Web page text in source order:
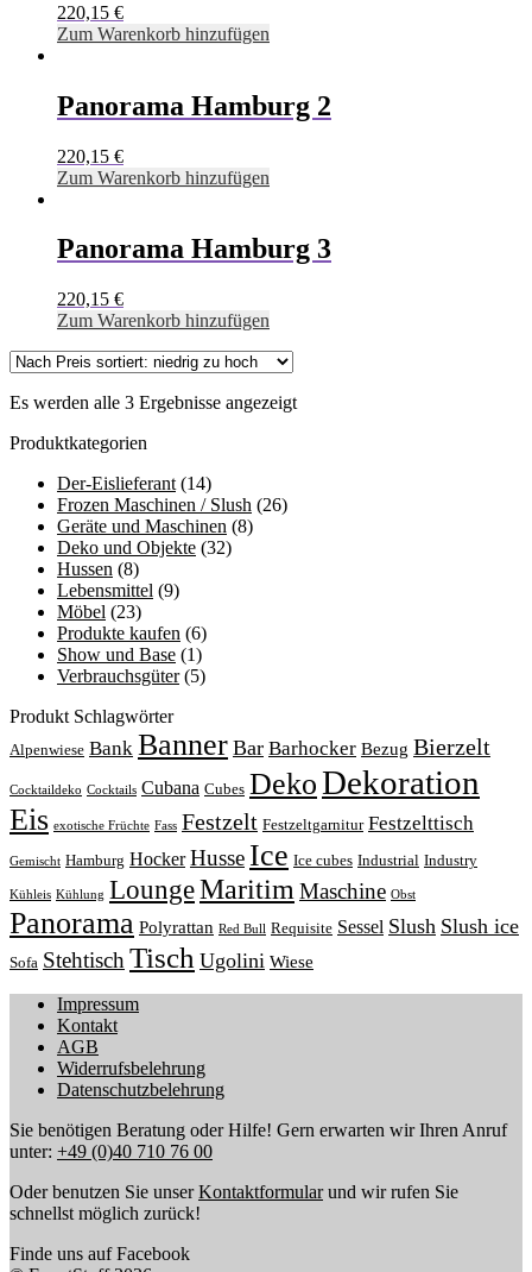
220,15 €
Zum Warenkorb hinzufügen
Panorama Hamburg 2
220,15 €
Zum Warenkorb hinzufügen
Panorama Hamburg 3
220,15 €
Zum Warenkorb hinzufügen
Es werden alle 3 Ergebnisse angezeigt
Produktkategorien
Der-Eislieferant (14)
Frozen Maschinen / Slush (26)
Geräte und Maschinen (8)
Deko und Objekte (32)
Hussen (8)
Lebensmittel (9)
Möbel (23)
Produkte kaufen (6)
Show und Base (1)
Verbrauchsgüter (5)
Produkt Schlagwörter
Alpenwiese Bank Banner Bar Barhocker Bezug Bierzelt
Cocktaildeko Cocktails Cubana Cubes DekoDekoration
Eis exotische Früchte Fass Festzelt Festzeltgarnitur Festzelttisch
Gemischt Hamburg Hocker Husse Ice Ice cubes Industrial Industry
Kühleis Kühlung LoungeMaritimMaschine Obst
Panorama Polyrattan Red Bull Requisite Sessel Slush Slush ice
Sofa StehtischTisch Ugolini Wiese
Impressum
Kontakt
AGB
Widerrufsbelehrung
Datenschutzbelehrung
Sie benötigen Beratung oder Hilfe! Gern erwarten wir Ihren Anruf
unter: +49 (0)40 710 76 00
Oder benutzen Sie unserKontaktformularund wir rufen Sie
schnellst möglich zurück!
Finde uns auf Facebook